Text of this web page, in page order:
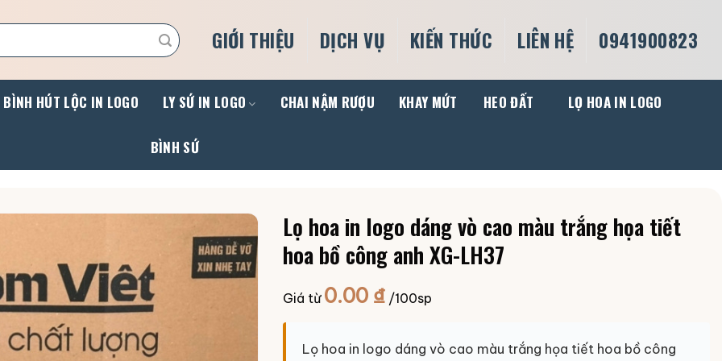
GIỚI THIỆU DỊCH VỤ KIẾN THỨC LIÊN HỆ 0941900823
BÌNH HÚT LỘC IN LOGO LY SỨ IN LOGO CHAI NẬM RƯỢU KHAY MỨT HEO ĐẤT LỌ HOA IN LOGO
BÌNH SỨ
Lọ hoa in logo dáng vò cao màu trắng họa tiết
hoa bồ công anh XG-LH37
Giá từ 0.00 ₫ /100sp
Lọ hoa in logo dáng vò cao màu trắng họa tiết hoa bồ công